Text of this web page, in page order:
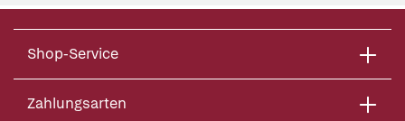
Shop-Service
Zahlungsarten